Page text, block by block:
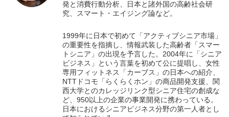
発と消費行動分析、日本と諸外国の高齢社会研
究、スマート・エイジング論など。
1999年に日本で初めて「アクティブシニア市場」
の重要性を指摘し、情報武装した高齢者「スマー
トシニア」の出現を予言した。2004年に「シニア
ビジネス」という言葉を初めて公に提唱し、女性
専用フィットネス「カーブス」の日本への紹介、
NTTドコモ「らくらくホン」の商品開発支援、関
西大学とのカレッジリンク型シニア住宅の創成な
ど、950以上の企業の事業開発に携わっている。
日本におけるシニアビジネス分野の第一人者とし